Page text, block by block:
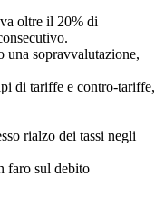
oltre il 20% di
una sopravvalutazione,
di tariffe e contro-tariffe,
rialzo dei tassi negli
faro sul debito